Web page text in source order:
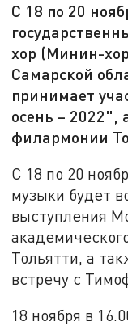
С 18 по 20
хор (Минин-
Самарской
принимает
осень – 2022",
филармонии
С 18 по 20
музыки будет
выступления
Тольятти, а
встречу с
18 ноября в